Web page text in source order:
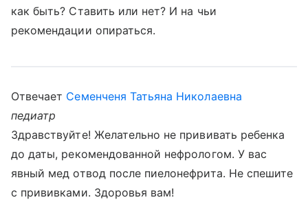
как быть? Ставить или нет? И на чьи
рекомендации опираться.
Отвечает Семенченя Татьяна Николаевна
педиатр
Здравствуйте! Желательно не прививать ребенка
до даты, рекомендованной нефрологом. У вас
явный мед отвод после пиелонефрита. Не спешите
с прививками. Здоровья вам!